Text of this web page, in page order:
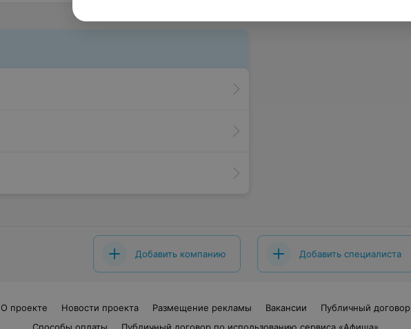
Добавить компанию Добавить специалиста
О проекте Новости проекта Размещение рекламы Вакансии
Публичный договор